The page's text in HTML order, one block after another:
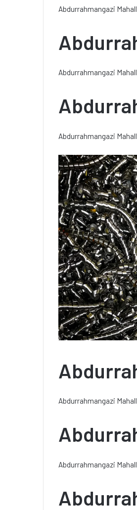
Abdurrahmangazi
Abdurrahmangazi
Abdurrahmangazi
Abdurrahmangazi
Abdurrahmangazi